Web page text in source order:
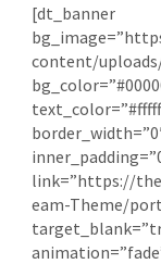
[dt_banner
content/
link=”https://
eam-Theme/